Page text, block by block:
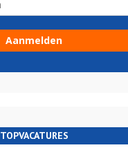
TOPVACATURES